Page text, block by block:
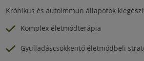
Krónikus és autoimmun állapotok
Komplex életmódterápia
Gyulladáscsökkentő életmódbeli